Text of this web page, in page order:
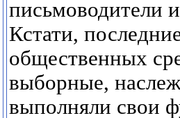
письмоводители
Кстати,
общественных
выборные,
выполняли свои